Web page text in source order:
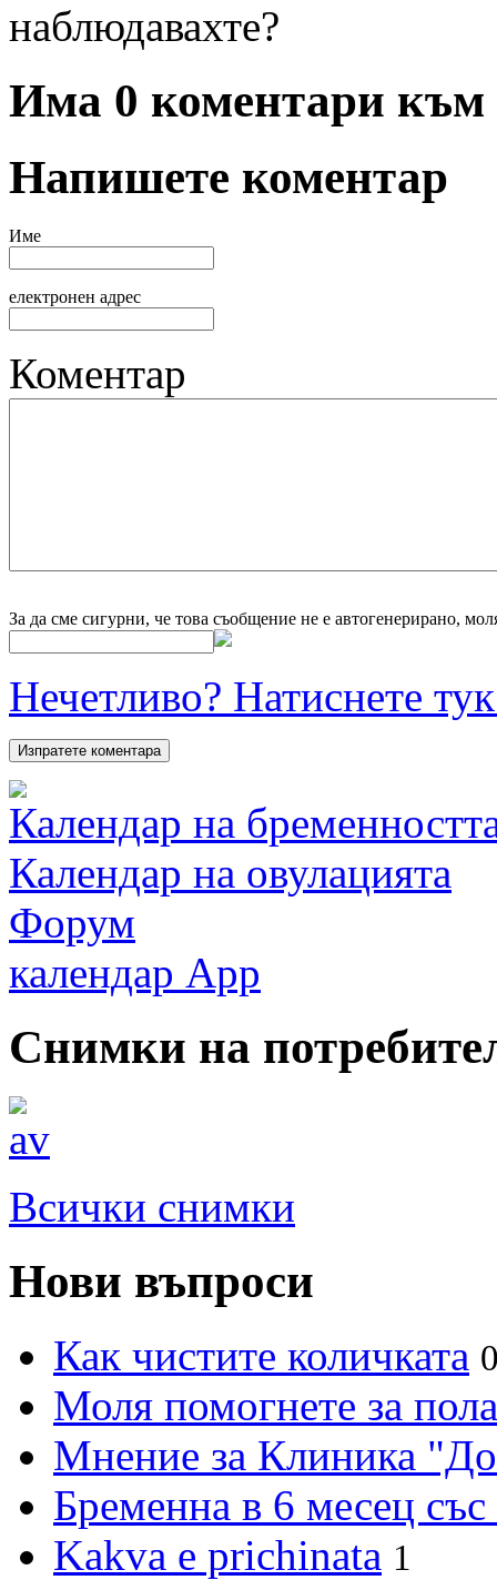
Има 0 коментари към
Напишете коментар
Име
електронен адрес
Коментар
За да сме сигурни, че това съобщение не е автогенерирано,
Нечетливо? Натиснете
Календар на
Календар на овулацията
Форум
календар App
Снимки на
Всички снимки
Нови въпроси
Как чистите количката
Моля помогнете за
Мнение за Клиника
Бременна в 6 месец
Kakva e prichinata 1